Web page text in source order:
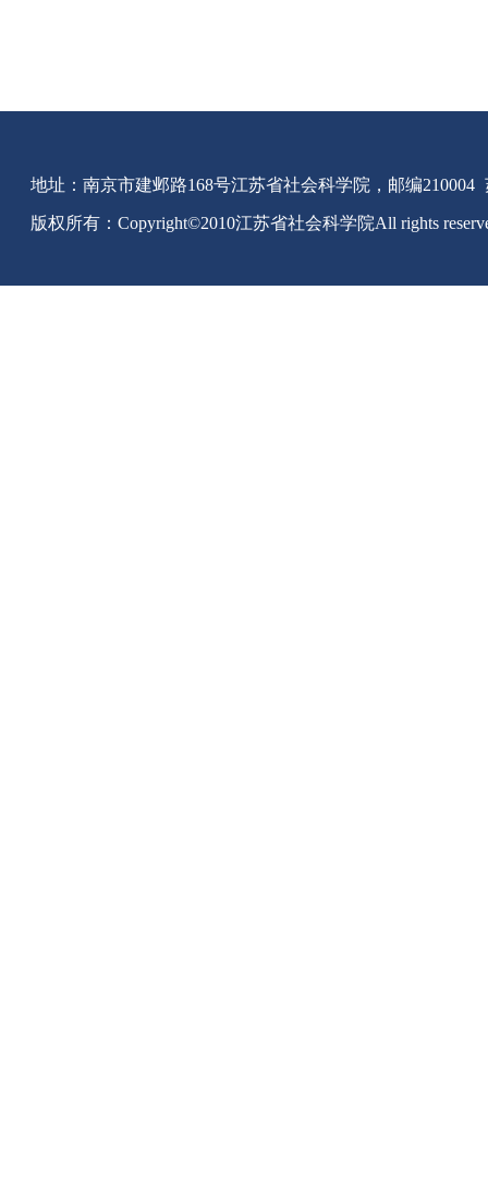
地址：南京市建邺路168号江苏省社会科学院，邮编210004
版权所有：Copyright©2010江苏省社会科学院All rights